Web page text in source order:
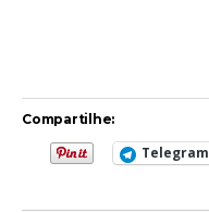
Compartilhe:
Telegram